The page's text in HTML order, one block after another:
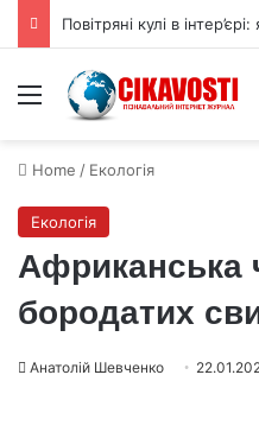
Menu
Home / Екологія
Екологія
Африканська
бородатих
Анатолій Шевченко